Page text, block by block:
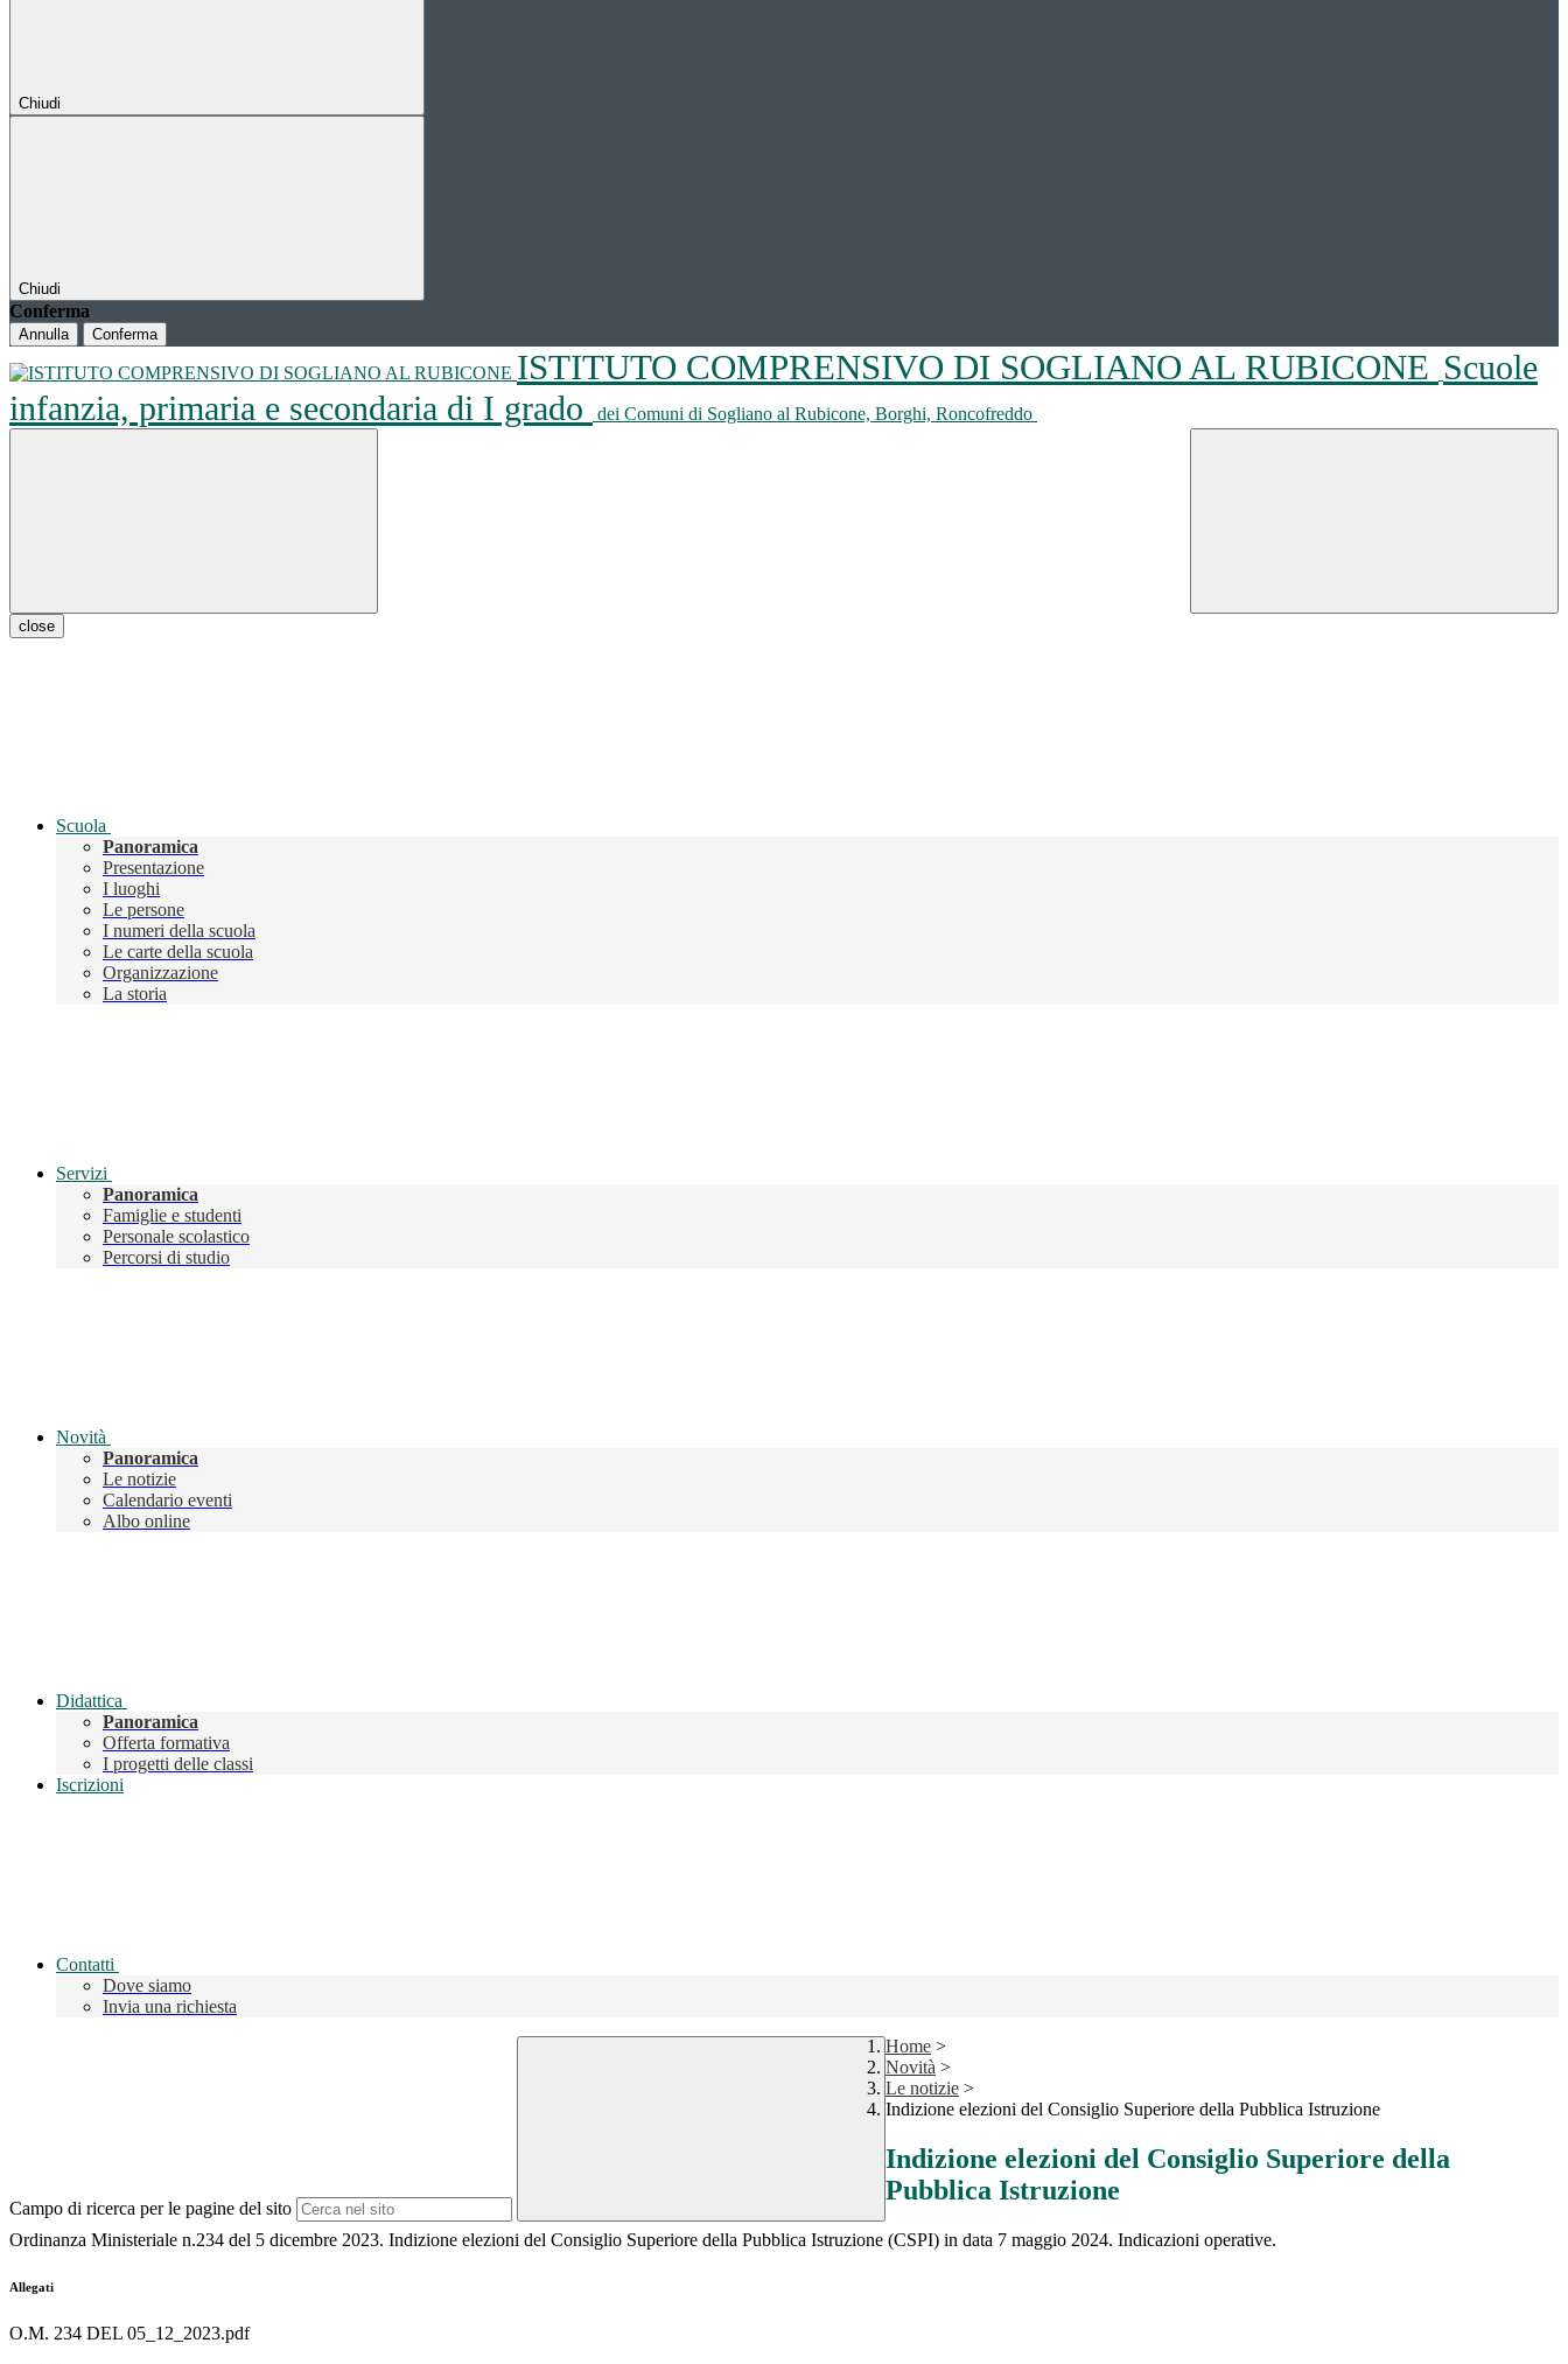
Chiudi
Chiudi
Conferma
Annulla Conferma
ISTITUTO COMPRENSIVO DI SOGLIANO AL RUBICONE Scuole
infanzia, primaria e secondaria di I grado
dei Comuni di Sogliano al Rubicone, Borghi, Roncofreddo
close
Scuola
Panoramica
Presentazione
I luoghi
Le persone
I numeri della scuola
Le carte della scuola
Organizzazione
La storia
Servizi
Panoramica
Famiglie e studenti
Personale scolastico
Percorsi di studio
Novità
Panoramica
Le notizie
Calendario eventi
Albo online
Didattica
Panoramica
Offerta formativa
I progetti delle classi
Iscrizioni
Contatti
Dove siamo
Invia una richiesta
Campo di ricerca per le pagine del sito
Home >
Novità >
Le notizie >
Indizione elezioni del Consiglio Superiore della Pubblica Istruzione
Indizione elezioni del Consiglio Superiore della
Pubblica Istruzione
Ordinanza Ministeriale n.234 del 5 dicembre 2023. Indizione elezioni del Consiglio Superiore della Pubblica Istruzione (CSPI) in data 7 maggio 2024. Indicazioni operative.
Allegati
O.M. 234 DEL 05_12_2023.pdf